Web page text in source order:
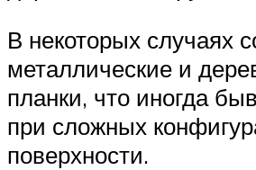
В некоторых случаях
металлические и
планки, что иногда
при сложных
поверхности.